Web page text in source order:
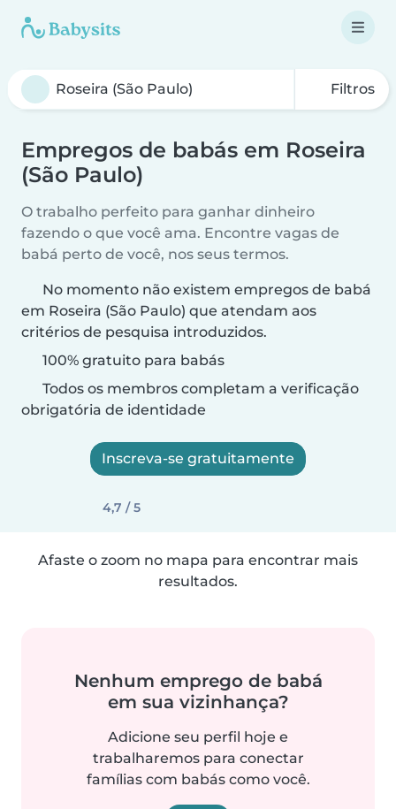
Filtros
Empregos de babás em Roseira
(São Paulo)
O trabalho perfeito para ganhar dinheiro
fazendo o que você ama. Encontre vagas de
babá perto de você, nos seus termos.
No momento não existem empregos de babá
em Roseira (São Paulo) que atendam aos
critérios de pesquisa introduzidos.
100% gratuito para babás
Todos os membros completam a verificação
obrigatória de identidade
Inscreva-se gratuitamente
4,7 / 5
Afaste o zoom no mapa para encontrar mais
resultados.
Nenhum emprego de babá
em sua vizinhança?
Adicione seu perfil hoje e
trabalharemos para conectar
famílias com babás como você.